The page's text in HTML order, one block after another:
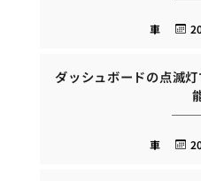
車
ダッシュボードの点滅
車